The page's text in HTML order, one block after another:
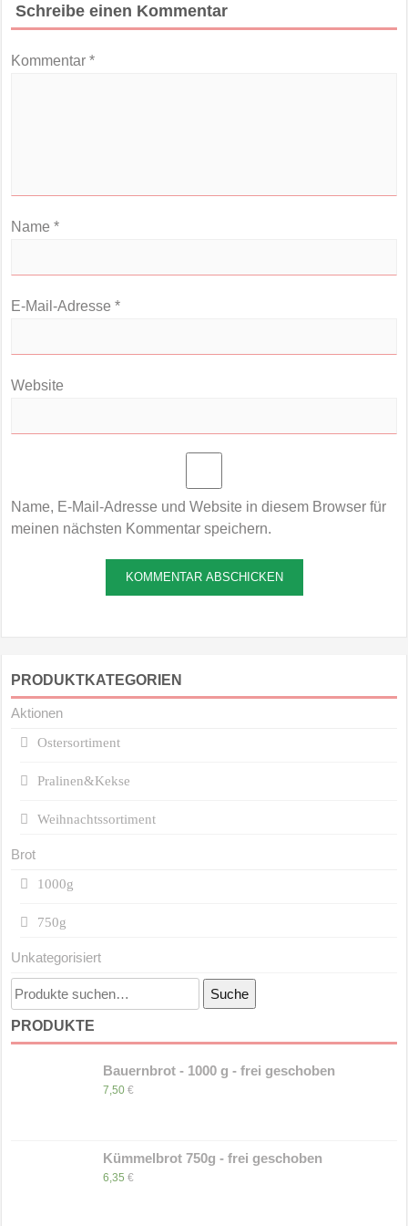
Schreibe einen Kommentar
Kommentar*
Name*
E-Mail-Adresse*
Website
Name, E-Mail-Adresse und Website in diesem Browser für
meinen nächsten Kommentar speichern.
PRODUKTKATEGORIEN
Aktionen
Ostersortiment
Pralinen&Kekse
Weihnachtssortiment
Brot
1000g
750g
Unkategorisiert
Suche
nach:
Suche
PRODUKTE
Bauernbrot - 1000 g - frei geschoben
7,50€
Kümmelbrot 750g - frei geschoben
6,35€